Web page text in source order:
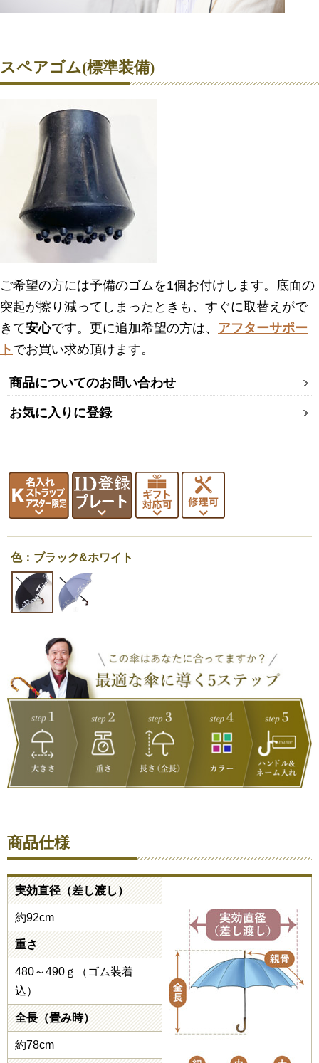
スペアゴム(標準装備)
ご希望の方には予備のゴムを1個お付けします。底面の
突起が擦り減ってしまったときも、すぐに取替えがで
きて安心です。更に追加希望の方は、 アフターサポー
ト でお買い求め頂けます。
商品についてのお問い合わせ
お気に入りに登録
色：ブラック&ホワイト
商品仕様
実効直径（差し渡し）
約92cm
重さ
480～490ｇ（ゴム装着
込）
全長（畳み時）
約78cm